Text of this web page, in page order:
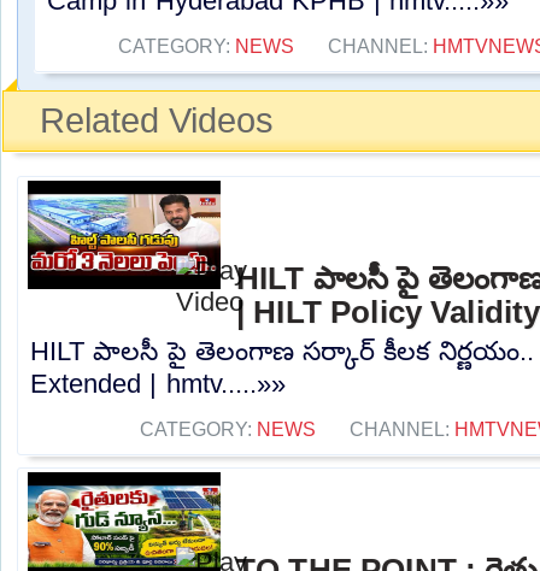
CATEGORY: NEWS CHANNEL:
Related Videos
HILT పాలసీ పై తెలంగాణ
| HILT Policy
HILT పాలసీ పై తెలంగాణ సర్కార్ కీలక నిర్ణయం.. |
Extended | hmtv.....»»
CATEGORY: NEWS CHANNEL: